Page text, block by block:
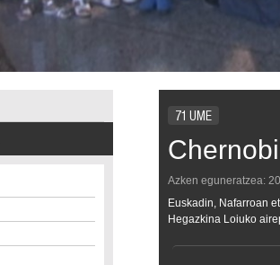
71 UME
Azken eguneratzea:
Euskadin, Nafarroan
Hegazkina Loiuko